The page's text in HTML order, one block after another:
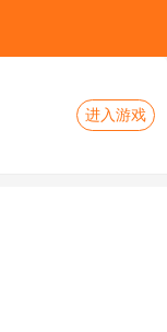
进入游戏